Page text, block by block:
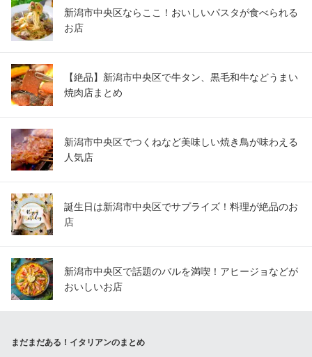
新潟市中央区ならここ！おいしいパスタが食べられる
お店
【絶品】新潟市中央区で牛タン、黒毛和牛などうまい
焼肉店まとめ
新潟市中央区でつくねなど美味しい焼き鳥が味わえる
人気店
誕生日は新潟市中央区でサプライズ！料理が絶品のお
店
新潟市中央区で話題のバルを満喫！アヒージョなどが
おいしいお店
まだまだある！イタリアンのまとめ